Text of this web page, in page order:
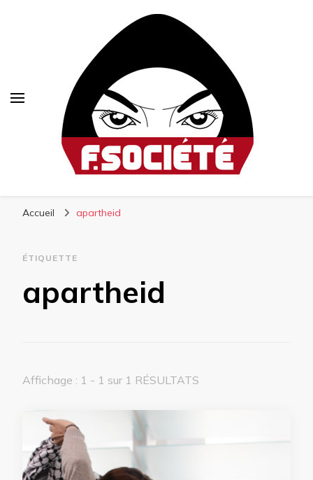
Accueil apartheid
ÉTIQUETTE
apartheid
Affichage : 1 - 1 sur 1 RÉSULTATS